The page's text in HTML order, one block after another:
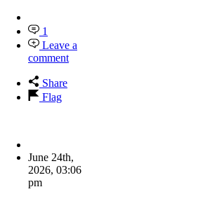
1
Leave a
comment
Share
Flag
June 24th,
2026, 03:06
pm